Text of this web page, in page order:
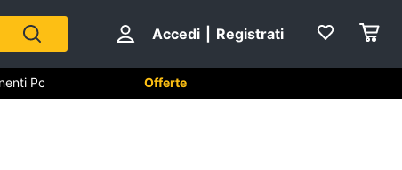
Accedi Registrati
Pc Offerte